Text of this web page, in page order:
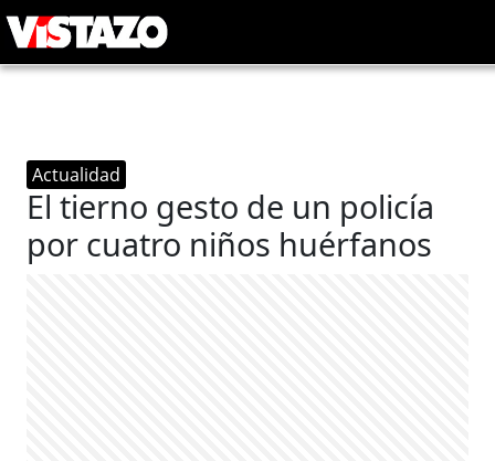
Actualidad
El tierno gesto de un policía
por cuatro niños huérfanos